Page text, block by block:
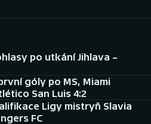
po utkání Jihlava –
góly po MS, Miami
San Luis 4:2
Ligy mistryň Slavia
FC